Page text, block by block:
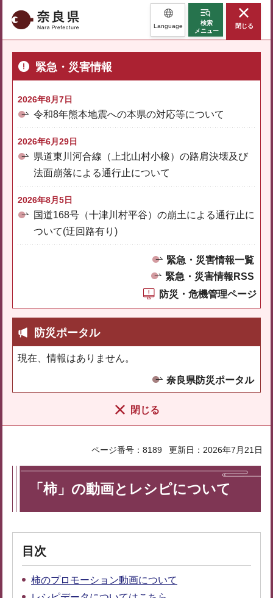
奈良県 Language
検索
メニュー
閉じる
緊急・災害情報
2026年8月7日
令和8年熊本地震への本県の対応等について
2026年6月29日
県道東川河合線（上北山村小橡）の路肩決壊及び
法面崩落による通行止について
2026年8月5日
国道168号（十津川村平谷）の崩土による通行止に
ついて(迂回路有り)
緊急・災害情報一覧
緊急・災害情報RSS
防災・危機管理ページ
防災ポータル
現在、情報はありません。
奈良県防災ポータル
閉じる
ページ番号：8189 更新日：2026年7月21日
「柿」の動画とレシピについて
目次
柿のプロモーション動画について